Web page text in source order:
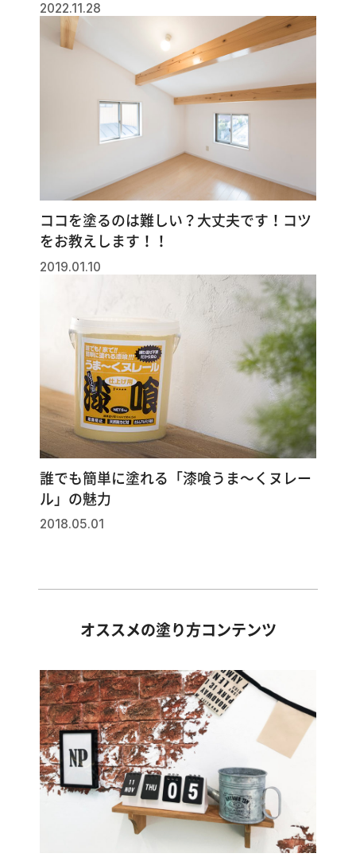
2022.11.28
ココを塗るのは難しい？大丈夫です！コツ
をお教えします！！
2019.01.10
誰でも簡単に塗れる「漆喰うま～くヌレー
ル」の魅力
2018.05.01
オススメの塗り方コンテンツ